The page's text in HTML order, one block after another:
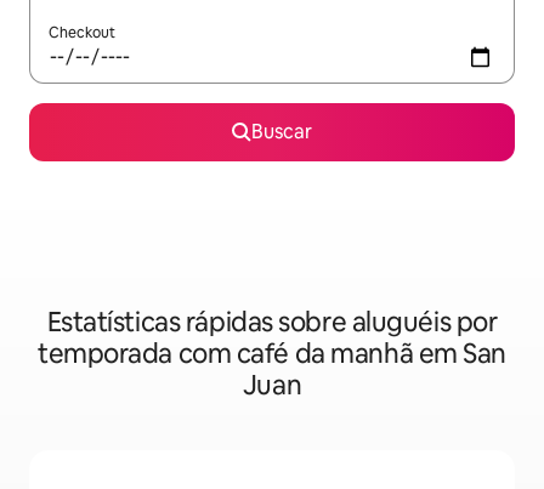
Checkout
Buscar
Estatísticas rápidas sobre aluguéis por
temporada com café da manhã em San
Juan